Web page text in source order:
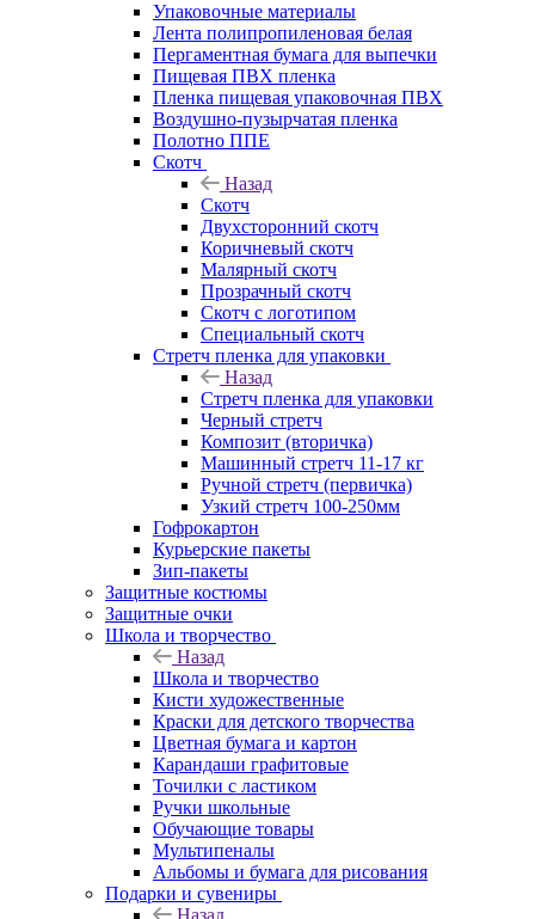
Упаковочные материалы
Лента полипропиленовая белая
Пергаментная бумага для выпечки
Пищевая ПВХ пленка
Пленка пищевая упаковочная ПВХ
Воздушно-пузырчатая пленка
Полотно ППЕ
Скотч
Назад
Скотч
Двухсторонний скотч
Коричневый скотч
Малярный скотч
Прозрачный скотч
Скотч с логотипом
Специальный скотч
Стретч пленка для упаковки
Назад
Стретч пленка для упаковки
Черный стретч
Композит (вторичка)
Машинный стретч 11-17 кг
Ручной стретч (первичка)
Узкий стретч 100-250мм
Гофрокартон
Курьерские пакеты
Зип-пакеты
Защитные костюмы
Защитные очки
Школа и творчество
Назад
Школа и творчество
Кисти художественные
Краски для детского творчества
Цветная бумага и картон
Карандаши графитовые
Точилки с ластиком
Ручки школьные
Обучающие товары
Мультипеналы
Альбомы и бумага для рисования
Подарки и сувениры
Назад